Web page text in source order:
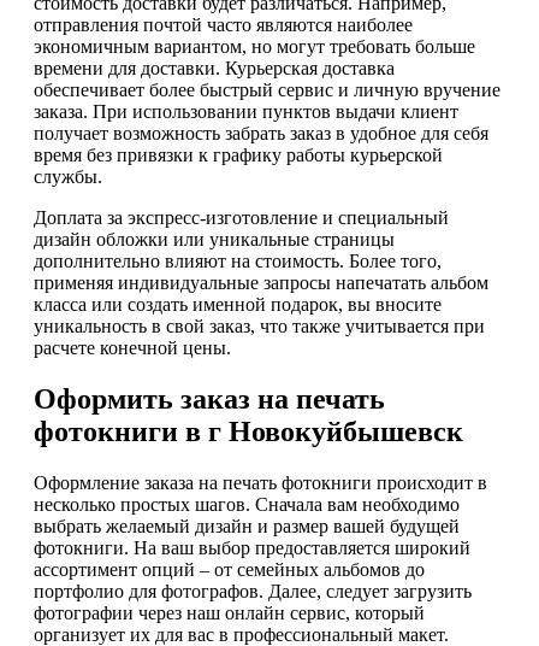
отправления почтой часто являются наиболее
экономичным вариантом, но могут требовать больше
времени для доставки. Курьерская доставка
обеспечивает более быстрый сервис и личную вручение
заказа. При использовании пунктов выдачи клиент
получает возможность забрать заказ в удобное для себя
время без привязки к графику работы курьерской
службы.
Доплата за экспресс-изготовление и специальный
дизайн обложки или уникальные страницы
дополнительно влияют на стоимость. Более того,
применяя индивидуальные запросы напечатать альбом
класса или создать именной подарок, вы вносите
уникальность в свой заказ, что также учитывается при
расчете конечной цены.
Оформить заказ на печать
фотокниги в г Новокуйбышевск
Оформление заказа на печать фотокниги происходит в
несколько простых шагов. Сначала вам необходимо
выбрать желаемый дизайн и размер вашей будущей
фотокниги. На ваш выбор предоставляется широкий
ассортимент опций – от семейных альбомов до
портфолио для фотографов. Далее, следует загрузить
фотографии через наш онлайн сервис, который
организует их для вас в профессиональный макет.